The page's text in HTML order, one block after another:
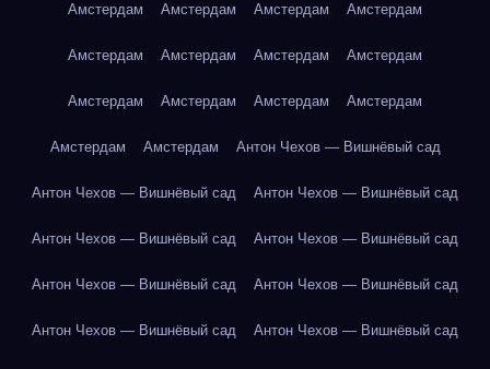
Амстердам Амстердам Амстердам Амстердам
Амстердам Амстердам Амстердам Амстердам
Амстердам Амстердам Амстердам Амстердам
Амстердам Амстердам Антон Чехов — Вишнёвый сад
Антон Чехов — Вишнёвый сад Антон Чехов — Вишнёвый сад
Антон Чехов — Вишнёвый сад Антон Чехов — Вишнёвый сад
Антон Чехов — Вишнёвый сад Антон Чехов — Вишнёвый сад
Антон Чехов — Вишнёвый сад Антон Чехов — Вишнёвый сад